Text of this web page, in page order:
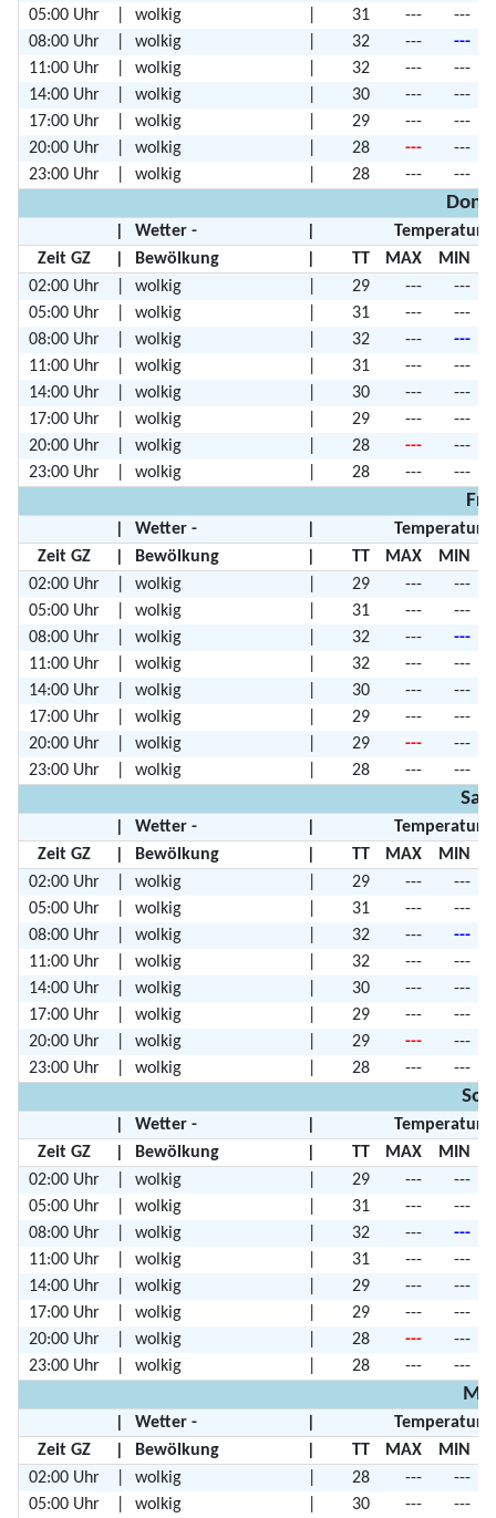
05:00 Uhr wolkig 31 ---
---
08:00 Uhr
wolkig 32 ---
---
11:00 Uhr
wolkig 32 ---
---
14:00 Uhr
wolkig 30 ---
---
17:00 Uhr
wolkig 29 ---
---
20:00 Uhr
wolkig 28 ---
---
23:00 Uhr
wolkig 28 --- ---
Wetter -
Zeit GZ
Bewölkung TT MAX
MIN
02:00 Uhr
wolkig 29 ---
---
05:00 Uhr
wolkig 31 ---
---
08:00 Uhr
wolkig 32 ---
---
11:00 Uhr
wolkig 31 ---
---
14:00 Uhr
wolkig 30 ---
---
17:00 Uhr
wolkig 29 ---
---
20:00 Uhr
wolkig 28 ---
---
23:00 Uhr
wolkig 28 --- ---
Wetter -
Zeit GZ
Bewölkung TT MAX
MIN
02:00 Uhr
wolkig 29 ---
---
05:00 Uhr
wolkig 31 ---
---
08:00 Uhr
wolkig 32 ---
---
11:00 Uhr
wolkig 32 ---
---
14:00 Uhr
wolkig 30 ---
---
17:00 Uhr
wolkig 29 ---
---
20:00 Uhr
wolkig 29 ---
---
23:00 Uhr
wolkig 28 --- ---
Wetter -
Zeit GZ
Bewölkung TT MAX
MIN
02:00 Uhr
wolkig 29 ---
---
05:00 Uhr
wolkig 31 ---
---
08:00 Uhr
wolkig 32 ---
---
11:00 Uhr
wolkig 32 ---
---
14:00 Uhr
wolkig 30 ---
---
17:00 Uhr
wolkig 29 ---
---
20:00 Uhr
wolkig 29 ---
---
23:00 Uhr
wolkig 28 --- ---
Wetter -
Zeit GZ
Bewölkung TT MAX
MIN
02:00 Uhr
wolkig 29 ---
---
05:00 Uhr
wolkig 31 ---
---
08:00 Uhr
wolkig 32 ---
---
11:00 Uhr
wolkig 31 ---
---
14:00 Uhr
wolkig 29 ---
---
17:00 Uhr
wolkig 29 ---
---
20:00 Uhr
wolkig 28 ---
---
23:00 Uhr
wolkig 28 --- ---
Wetter -
Zeit GZ
Bewölkung TT MAX
MIN
02:00 Uhr
wolkig 28 ---
---
05:00 Uhr
wolkig 30 ---
---